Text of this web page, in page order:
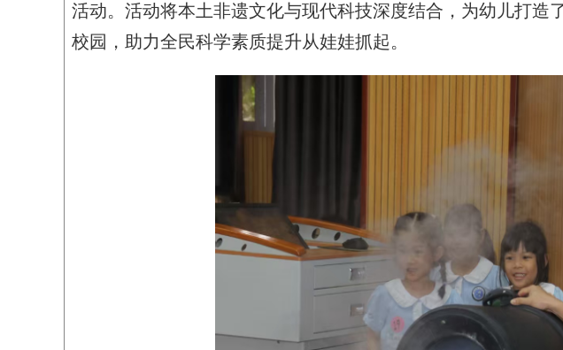
活动。活动将本土非遗文化与现代科技深度结合，为幼儿打
校园，助力全民科学素质提升从娃娃抓起。